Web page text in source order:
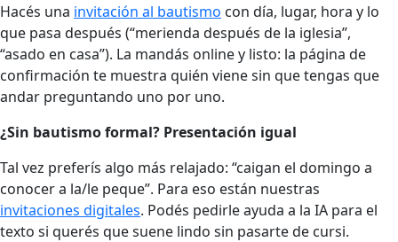
Hacés una invitación al bautismo con día, lugar, hora y lo
que pasa después (“merienda después de la iglesia”,
“asado en casa”). La mandás online y listo: la página de
confirmación te muestra quién viene sin que tengas que
andar preguntando uno por uno.
¿Sin bautismo formal? Presentación igual
Tal vez preferís algo más relajado: “caigan el domingo a
conocer a la/le peque”. Para eso están nuestras
invitaciones digitales. Podés pedirle ayuda a la IA para el
texto si querés que suene lindo sin pasarte de cursi.